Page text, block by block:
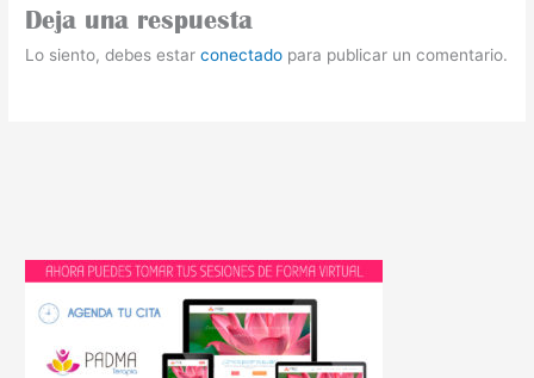
Deja una respuesta
Lo siento, debes estarconectado para publicar un comentario.